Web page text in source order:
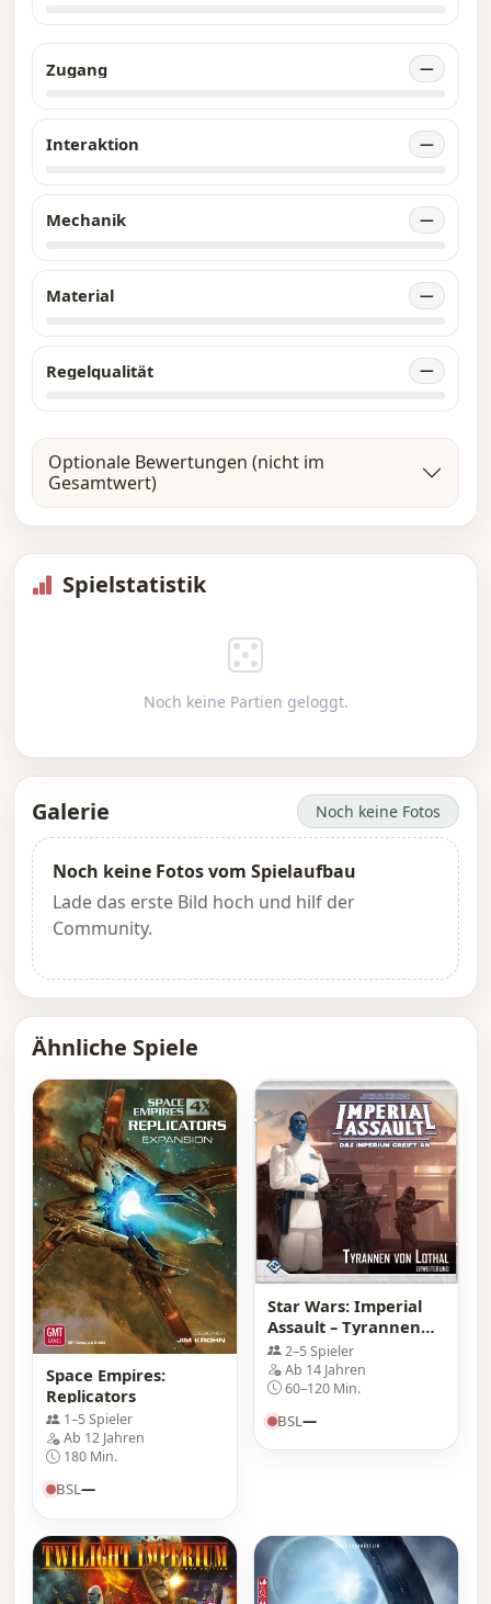
Spielen ist der Besitz von Talon erforderlich.
Zugang —
Interaktion —
Mechanik —
Material —
Regelqualität —
Optionale Bewertungen (nicht im
Gesamtwert)
Spielstatistik
Noch keine Partien geloggt.
Galerie Noch keine Fotos
Noch keine Fotos vom Spielaufbau
Lade das erste Bild hoch und hilf der
Community.
Ähnliche Spiele
Space Empires:
Replicators
1–5 Spieler
Ab 12 Jahren
180 Min.
BSL—
Star Wars: Imperial
Assault – Tyrannen
von Lothal
2–5 Spieler
Ab 14 Jahren
60–120 Min.
BSL —